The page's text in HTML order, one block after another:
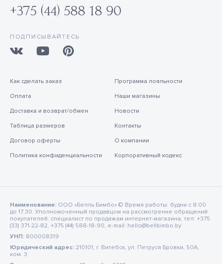
+375 (44) 588 18 90
ПОДПИСЫВАЙТЕСЬ
Как сделать заказ
Оплата
Доставка и возврат/обмен
Таблица размеров
Договор оферты
Политика конфиденциальности
Программа лояльности
Наши магазины
Новости
Контакты
О компании
Корпоративный кодекс
Наименование: ООО «Белль Бимбо» © Время работы: будни с 8:00
до 17:30. Уполномоченный продавцом на рассмотрение обращений
покупателей: специалист по продажам интернет-магазина, тел: +375
(33) 371-22-82, +375 (44) 588-18-90, e-mail: hello@bellbimbo.by
УНП: 800008319
Юридический адрес: 210101, г. Витебск, ул. Петруся Бровки, 50А,
ком. 3